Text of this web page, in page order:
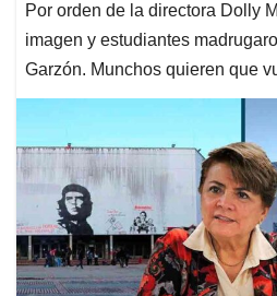
Por orden de la directora Dolly
imagen y estudiantes
Garzón. Munchos quieren que